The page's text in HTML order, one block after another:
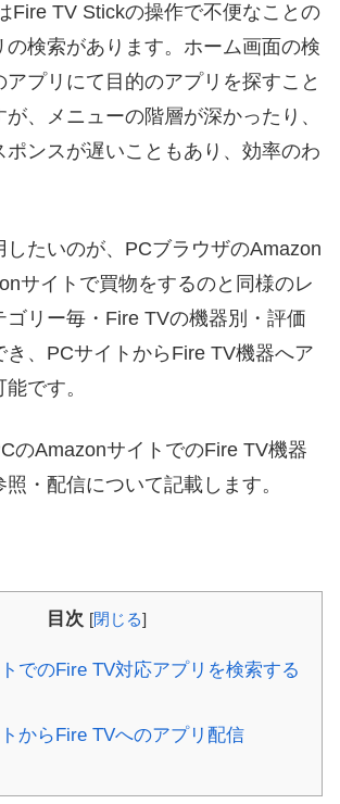
Fire TV Stickの操作で不便なことの
の検索があります。ホーム画面の検
プリにて目的のアプリを探すこと
、メニューの階層が深かったり、
ポンスが遅いこともあり、効率のわ
したいのが、PCブラウザのAmazon
サイトで買物をするのと同様のレ
ゴリー毎・Fire TVの機器別・評価
き、PCサイトからFire TV機器へア
です。
のAmazonサイトでのFire TV機器
・配信について記載します。
目次 [閉じる]
でのFire TV対応アプリを検索する
からFire TVへのアプリ配信